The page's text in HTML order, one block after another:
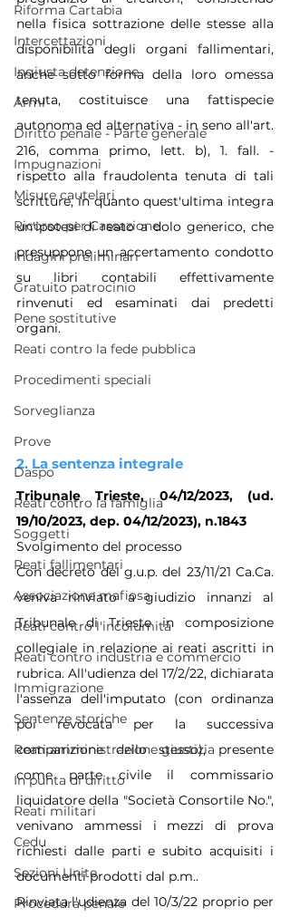
Riforma Cartabia
Intercettazioni
Ingiusta detenzione
Armi
Diritto penale - Parte generale
Impugnazioni
Misure cautelari
Ricorso per Cassazione
Indagini preliminari
Gratuito patrocinio
Pene sostitutive
Reati contro la fede pubblica
Procedimenti speciali
Sorveglianza
Prove
Daspo
Reati contro la famiglia
Soggetti
Reati fallimentari
Associazione mafiosa
Reati contro l'incolumità
Reati contro industria e commercio
Immigrazione
Sentenze storiche
Reati amministrazione giustizia
In punta di diritto
Reati militari
Cedu
Sezioni Unite
Procedura penale
nella fisica sottrazione delle stesse alla
disponibilità degli organi fallimentari,
anche sotto forma della loro omessa
tenuta, costituisce una fattispecie
autonoma ed alternativa - in seno all'art.
216, comma primo, lett. b), 1. fall. -
rispetto alla fraudolenta tenuta di tali
scritture, in quanto quest'ultima integra
un'ipotesi di reato a dolo generico, che
presuppone un accertamento condotto
su libri contabili effettivamente
rinvenuti ed esaminati dai predetti
organi.
2. La sentenza integrale
Tribunale Trieste, 04/12/2023, (ud.
19/10/2023, dep. 04/12/2023), n.1843
Svolgimento del processo
Con decreto del g.u.p. del 23/11/21 Ca.Ca.
veniva rinviato a giudizio innanzi al
Tribunale di Trieste in composizione
collegiale in relazione ai reati ascritti in
rubrica. All'udienza del 17/2/22, dichiarata
l'assenza dell'imputato (con ordinanza
poi revocata per la successiva
comparizione dello stesso), presente
come parte civile il commissario
liquidatore della "Società Consortile No.",
venivano ammessi i mezzi di prova
richiesti dalle parti e subito acquisiti i
documenti prodotti dal p.m..
Rinviata l'udienza del 10/3/22 proprio per